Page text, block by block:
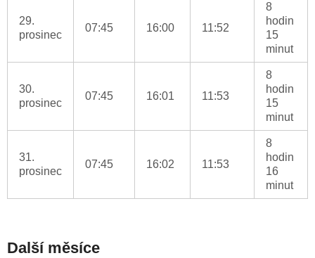
29.
prosinec
07:45 16:00 11:52
8
hodin
15
minut
30.
prosinec
07:45 16:01 11:53
8
hodin
15
minut
31.
prosinec
07:45 16:02 11:53
8
hodin
16
minut
Další měsíce